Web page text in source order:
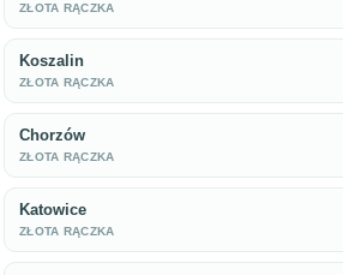
ZŁOTA RĄCZKA
Koszalin
ZŁOTA RĄCZKA
Chorzów
ZŁOTA RĄCZKA
Katowice
ZŁOTA RĄCZKA